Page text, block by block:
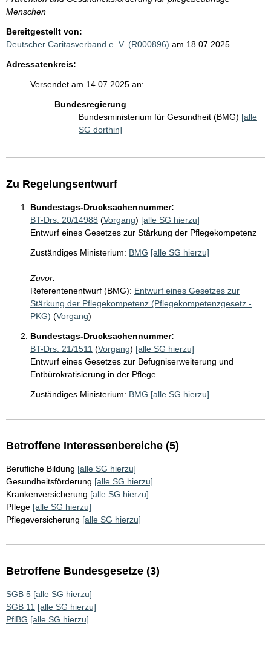
Menschen
Bereitgestellt von:
Deutscher Caritasverband e. V. (R000896) am 18.07.2025
Adressatenkreis:
Versendet am 14.07.2025 an:
Bundesregierung
Bundesministerium für Gesundheit (BMG) [alle
SG dorthin]
Zu Regelungsentwurf
Bundestags-Drucksachennummer:
BT-Drs. 20/14988 (Vorgang) [alle SG hierzu]
Entwurf eines Gesetzes zur Stärkung der Pflegekompetenz
Zuständiges Ministerium: BMG [alle SG hierzu]
Zuvor:
Referentenentwurf (BMG): Entwurf eines Gesetzes zur
Stärkung der Pflegekompetenz (Pflegekompetenzgesetz -
PKG) (Vorgang)
Bundestags-Drucksachennummer:
BT-Drs. 21/1511 (Vorgang) [alle SG hierzu]
Entwurf eines Gesetzes zur Befugniserweiterung und
Entbürokratisierung in der Pflege
Zuständiges Ministerium: BMG [alle SG hierzu]
Betroffene Interessenbereiche (5)
Berufliche Bildung [alle SG hierzu]
Gesundheitsförderung [alle SG hierzu]
Krankenversicherung [alle SG hierzu]
Pflege [alle SG hierzu]
Pflegeversicherung [alle SG hierzu]
Betroffene Bundesgesetze (3)
SGB 5 [alle SG hierzu]
SGB 11 [alle SG hierzu]
PflBG [alle SG hierzu]